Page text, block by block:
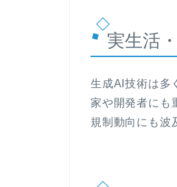
実生活
生成AI技術は多
家や開発者にも
規制動向にも波